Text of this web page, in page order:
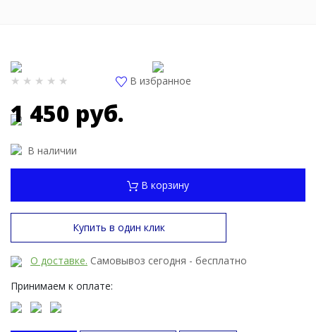
В избранное
1 450 руб.
В наличии
В корзину
Купить в один клик
О доставке. Самовывоз сегодня - бесплатно
Принимаем к оплате: